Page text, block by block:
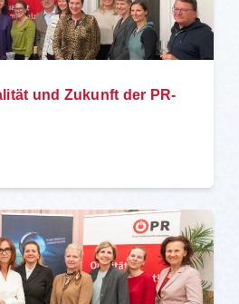
und Zukunft der PR-